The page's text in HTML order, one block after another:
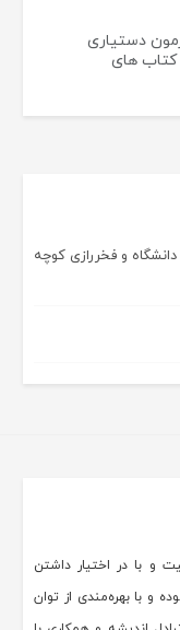
دستیاری
کتاب های
و فخررازی کوچه
و با در اختیار داشتن
و با بهره‌مندی از توان